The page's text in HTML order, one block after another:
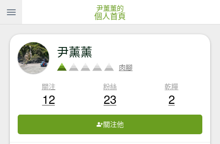
尹薰薰的
個人首頁
尹薰薰
肉腳
關注
12
粉絲
23
乾糧
2
關注他